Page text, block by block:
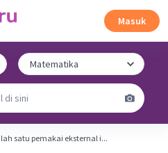
Masuk
satu pemakai eksternal i...